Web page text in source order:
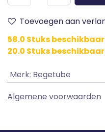
Toevoegen aan
58.0 Stuks beschikbaar
20.0 Stuks
Merk: Begetube
Algemene voorwaarden